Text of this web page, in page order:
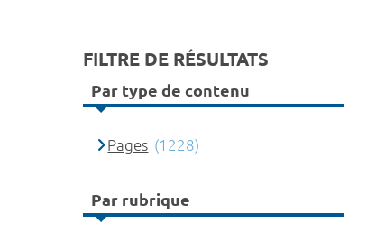
FILTRE DE RÉSULTATS
Par type de contenu
Pages (1228)
Par rubrique